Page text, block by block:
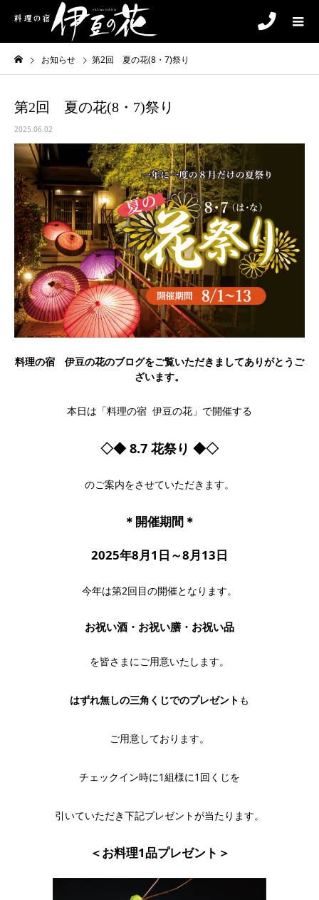
お知らせ 第2回 夏の花(8・7)祭り
第2回 夏の花(8・7)祭り
2025.06.02
料理の宿 伊豆の花のブログをご覧いただきましてありがとうご
ざいます。
本日は「料理の宿 伊豆の花」で開催する
◇◆ 8.7 花祭り ◆◇
のご案内をさせていただきます。
＊開催期間＊
2025年8月1日～8月13日
今年は第2回目の開催となります。
お祝い酒・お祝い膳・お祝い品
を皆さまにご用意いたします。
はずれ無しの三角くじでのプレゼント も
ご用意しております。
チェックイン時に1組様に1回くじを
引いていただき下記プレゼントが当たります。
＜お料理1品プレゼント＞